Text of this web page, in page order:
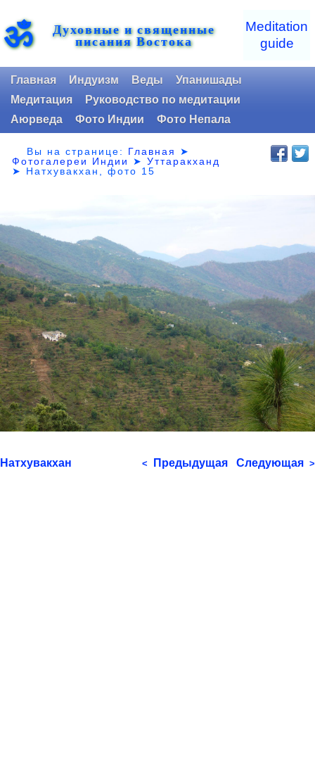
ॐ Духовные и священные
писания Востока
Meditation
guide
Главная Индуизм Веды
Упанишады
Медитация
Руководство по медитации
Аюрведа
Фото Индии Фото Непала
Вы на странице: Главная
➤
Фотогалереи Индии
➤Уттаракханд
➤ Натхувакхан, фото 15
Натхувакхан < Предыдущая Следующая >